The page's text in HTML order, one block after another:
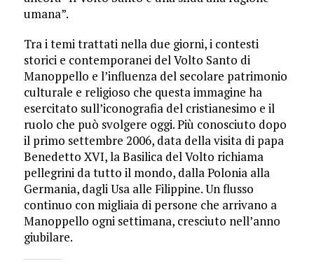
umana”.
Tra i temi trattati nella due giorni, i contesti
storici e contemporanei del Volto Santo di
Manoppello e l’influenza del secolare patrimonio
culturale e religioso che questa immagine ha
esercitato sull’iconografia del cristianesimo e il
ruolo che può svolgere oggi. Più conosciuto dopo
il primo settembre 2006, data della visita di papa
Benedetto XVI, la Basilica del Volto richiama
pellegrini da tutto il mondo, dalla Polonia alla
Germania, dagli Usa alle Filippine. Un flusso
continuo con migliaia di persone che arrivano a
Manoppello ogni settimana, cresciuto nell’anno
giubilare.